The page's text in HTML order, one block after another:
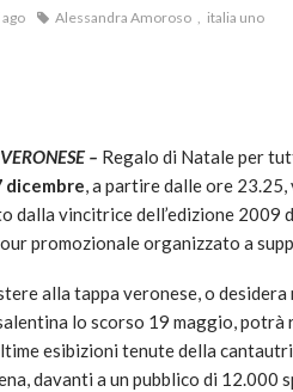
ago Alessandra Amoroso italia uno
– Regalo di Natale per
dicembre, a partire dalle ore 23.25,
vincitrice dell’edizione 2009 di
promozionale organizzato a
alla tappa veronese, o
lo scorso 19 maggio,
esibizioni tenute della
davanti a un pubblico di
tagliaerba: quale
per il tuo prato
1 anno ago